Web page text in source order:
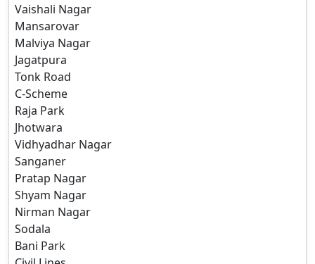
Vaishali Nagar
Mansarovar
Malviya Nagar
Jagatpura
Tonk Road
C-Scheme
Raja Park
Jhotwara
Vidhyadhar Nagar
Sanganer
Pratap Nagar
Shyam Nagar
Nirman Nagar
Sodala
Bani Park